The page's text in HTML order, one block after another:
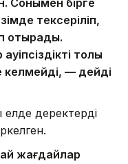
Сонымен бірге
тексеріліп,
отырады.
толық
келмейді, — дейді
деректердің
жағдайлар